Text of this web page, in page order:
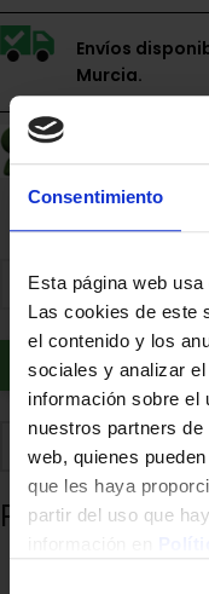
Consentimiento
Esta página web usa
Las cookies de este
el contenido y los
sociales y analizar
información sobre el
nuestros partners
web, quienes
que les haya
partir del uso que
Envíos
Murcia.
+ info
Añadir a favoritos
Productos